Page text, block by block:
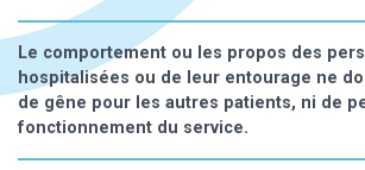
Le comportement ou les propos des
hospitalisées ou de leur entourage ne
de gêne pour les autres patients, ni de
fonctionnement du service.